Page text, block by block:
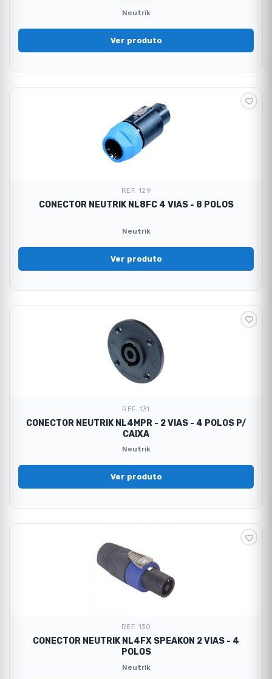
Neutrik
Ver produto
REF. 129
CONECTOR NEUTRIK NL8FC 4 VIAS - 8 POLOS
Neutrik
Ver produto
REF. 131
CONECTOR NEUTRIK NL4MPR - 2 VIAS - 4 POLOS P/
CAIXA
Neutrik
Ver produto
REF. 130
CONECTOR NEUTRIK NL4FX SPEAKON 2 VIAS - 4
POLOS
Neutrik